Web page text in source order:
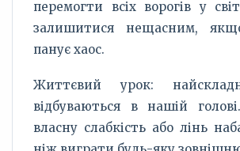
перемогти всіх ворогів у
залишитися нещасним,
панує хаос.
Життєвий урок:
відбуваються в нашій
власну слабкість або лінь